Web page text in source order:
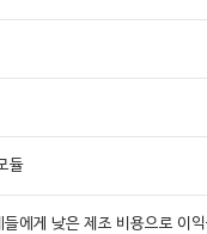
듈
에게 낮은 제조 비용으로 이